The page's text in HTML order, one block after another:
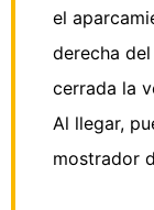
el
derecha
cerrada la
Al llegar,
mostrador